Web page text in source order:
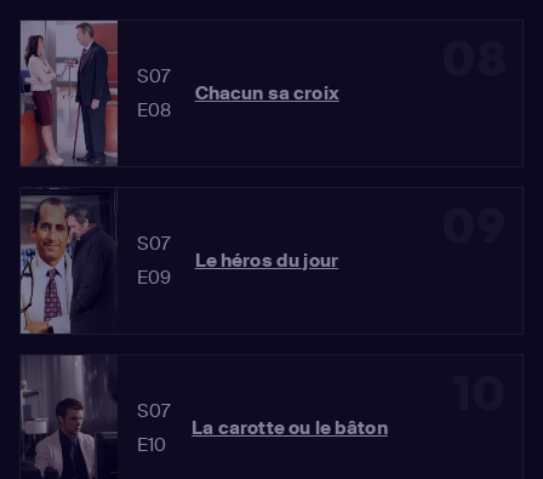
S07
E08
Chacun sa croix
S07
E09
Le héros du jour
S07
E10
La carotte ou le bâton